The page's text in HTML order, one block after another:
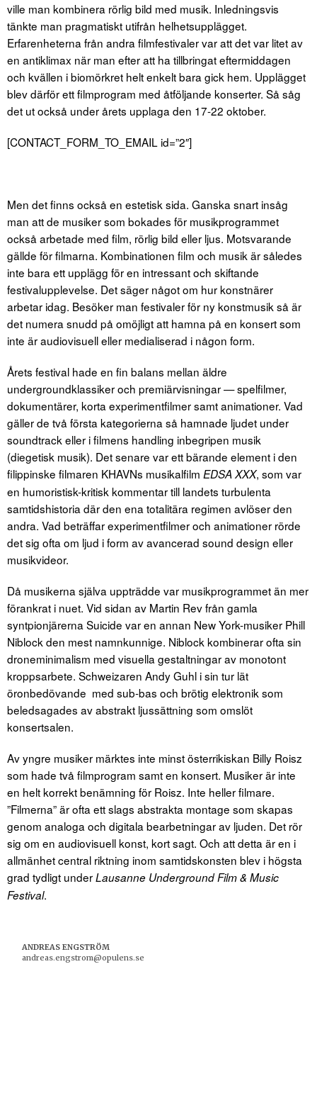
ville man kombinera rörlig bild med musik. Inledningsvis
tänkte man pragmatiskt utifrån helhetsupplägget.
Erfarenheterna från andra filmfestivaler var att det var litet av
en antiklimax när man efter att ha tillbringat eftermiddagen
och kvällen i biomörkret helt enkelt bara gick hem. Upplägget
blev därför ett filmprogram med åtföljande konserter. Så såg
det ut också under årets upplaga den 17-22 oktober.
[CONTACT_FORM_TO_EMAIL id=”2″]
Men det finns också en estetisk sida. Ganska snart insåg
man att de musiker som bokades för musikprogrammet
också arbetade med film, rörlig bild eller ljus. Motsvarande
gällde för filmarna. Kombinationen film och musik är således
inte bara ett upplägg för en intressant och skiftande
festivalupplevelse. Det säger något om hur konstnärer
arbetar idag. Besöker man festivaler för ny konstmusik så är
det numera snudd på omöjligt att hamna på en konsert som
inte är audiovisuell eller medialiserad i någon form.
Årets festival hade en fin balans mellan äldre
undergroundklassiker och premiärvisningar — spelfilmer,
dokumentärer, korta experimentfilmer samt animationer. Vad
gäller de två första kategorierna så hamnade ljudet under
soundtrack eller i filmens handling inbegripen musik
(diegetisk musik). Det senare var ett bärande element i den
filippinske filmaren KHAVNs musikalfilm EDSA XXX, som var
en humoristisk-kritisk kommentar till landets turbulenta
samtidshistoria där den ena totalitära regimen avlöser den
andra. Vad beträffar experimentfilmer och animationer rörde
det sig ofta om ljud i form av avancerad sound design eller
musikvideor.
Då musikerna själva uppträdde var musikprogrammet än mer
förankrat i nuet. Vid sidan av Martin Rev från gamla
syntpionjärerna Suicide var en annan New York-musiker Phill
Niblock den mest namnkunnige. Niblock kombinerar ofta sin
droneminimalism med visuella gestaltningar av monotont
kroppsarbete. Schweizaren Andy Guhl i sin tur lät
öronbedövande med sub-bas och brötig elektronik som
beledsagades av abstrakt ljussättning som omslöt
konsertsalen.
Av yngre musiker märktes inte minst österrikiskan Billy Roisz
som hade två filmprogram samt en konsert. Musiker är inte
en helt korrekt benämning för Roisz. Inte heller filmare.
”Filmerna” är ofta ett slags abstrakta montage som skapas
genom analoga och digitala bearbetningar av ljuden. Det rör
sig om en audiovisuell konst, kort sagt. Och att detta är en i
allmänhet central riktning inom samtidskonsten blev i högsta
grad tydligt underLausanne Underground Film & Music
Festival.
ANDREAS ENGSTRÖM
andreas.engstrom@opulens.se